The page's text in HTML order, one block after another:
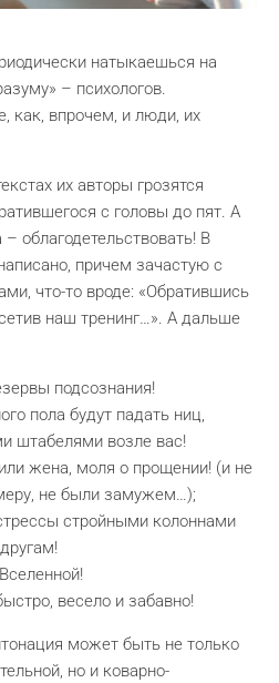
натыкаешься на
– психологов.
как, впрочем, и люди, их
их авторы грозятся
с головы до пят. А
облагодетельствовать! В
причем зачастую с
что-то вроде: «Обратившись
наш тренинг…». А дальше
подсознания!
пола будут падать ниц,
штабелями возле вас!
жена, моля о прощении! (и не
не были замужем…);
стройными колоннами
весело и забавно!
может быть не только
но и коварно-